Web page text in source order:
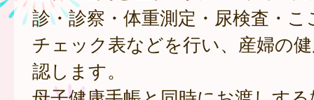
診・診察・体重測定・尿検査・
チェック表などを行い、産婦の
認します。